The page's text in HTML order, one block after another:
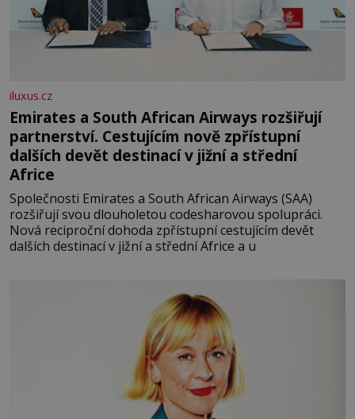
iluxus.cz
Emirates a South African Airways rozšiřují
partnerství. Cestujícím nově zpřístupní
dalších devět destinací v jižní a střední
Africe
Společnosti Emirates a South African Airways (SAA)
rozšiřují svou dlouholetou codesharovou spolupráci.
Nová reciproční dohoda zpřístupní cestujícím devět
dalších destinací v jižní a střední Africe a u